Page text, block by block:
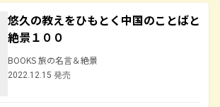
悠久の教えをひもとく中国のことばと
絶景１００
BOOKS 旅の名言＆絶景
2022.12.15 発売